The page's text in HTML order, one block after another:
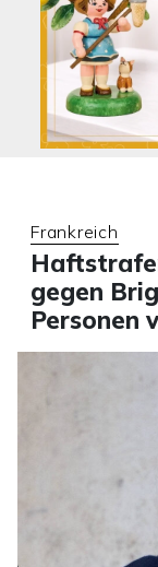
Frankreich
gegen
Personen